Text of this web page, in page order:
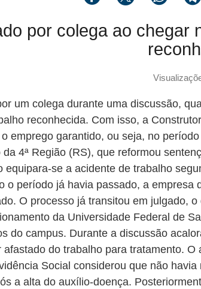
por colega ao chegar
um colega durante uma discussão,
reconhecida. Com isso, a
emprego garantido, ou seja, no
4ª Região (RS), que reformou
equipara-se a acidente de trabalho
o período já havia passado, a
O processo já transitou em julgado,
da Universidade Federal de
do campus. Durante a discussão
do trabalho para tratamento.
Social considerou que não
a alta do auxílio-doença.